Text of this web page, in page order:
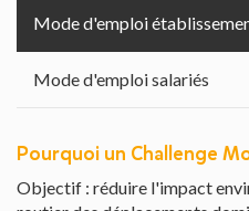
Mode d'emploi
Mode d'emploi salariés
Pourquoi un Challenge
Objectif : réduire l'impact